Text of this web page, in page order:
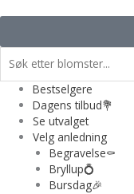
rett
Bestselgere
Dagens tilbud💐
Se utvalget
Velg anledning
Begravelse⚰️
Bryllup💍
Bursdag🎉